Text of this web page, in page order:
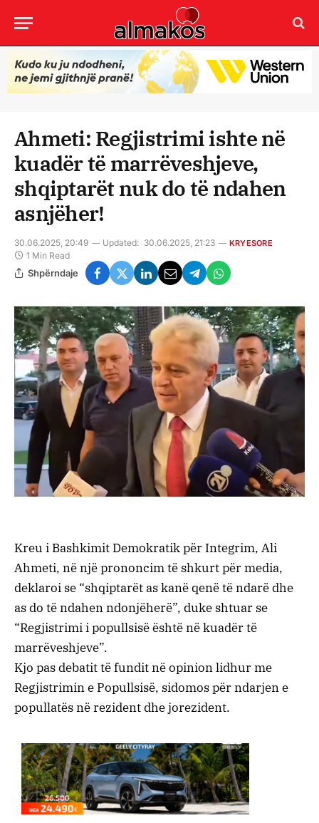
Ahmeti: Regjistrimi ishte në
kuadër të marrëveshjeve,
shqiptarët nuk do të ndahen
asnjëher!
30.06.2025, 20:49 Updated: 30.06.2025, 21:23 KRYESORE
1 Min Read
Shpërndaje
Kreu i Bashkimit Demokratik për Integrim, Ali
Ahmeti, në një prononcim të shkurt për media,
deklaroi se “shqiptarët as kanë qenë të ndarë dhe
as do të ndahen ndonjëherë”, duke shtuar se
“Regjistrimi i popullsisë është në kuadër të
marrëveshjeve”.
Kjo pas debatit të fundit në opinion lidhur me
Regjistrimin e Popullsisë, sidomos për ndarjen e
popullatës në rezident dhe jorezident.